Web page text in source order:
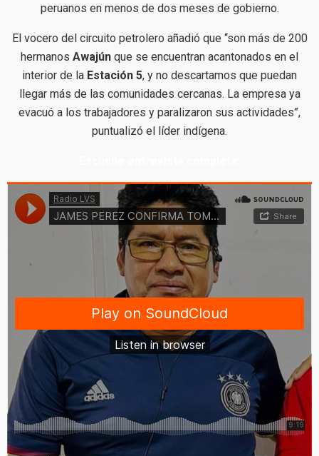
peruanos en menos de dos meses de gobierno.
El vocero del circuito petrolero añadió que “son más de 200
hermanos Awajún que se encuentran acantonados en el
interior de la Estación 5, y no descartamos que puedan
llegar más de las comunidades cercanas. La empresa ya
evacuó a los trabajadores y paralizaron sus actividades”,
puntualizó el líder indígena.